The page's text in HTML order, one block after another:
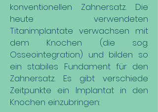
konventionellen Zahnersatz. Die
heute verwendeten
Titanimplantate verwachsen mit
dem Knochen (die sog.
Osseointegration) und bilden so
ein stabiles Fundament für den
Zahnersatz. Es gibt verschiede
Zeitpunkte ein Implantat in den
Knochen einzubringen: